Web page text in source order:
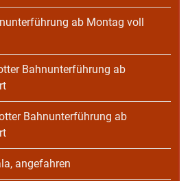
ab Montag voll
Bahnunterführung ab
Bahnunterführung ab
angefahren